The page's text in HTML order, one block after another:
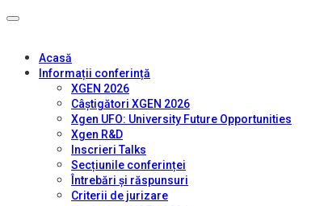
Acasă
Informații conferință
XGEN 2026
Câștigători XGEN 2026
Xgen UFO: University Future Opportunities
Xgen R&D
Inscrieri Talks
Secțiunile conferinței
Întrebări și răspunsuri
Criterii de jurizare